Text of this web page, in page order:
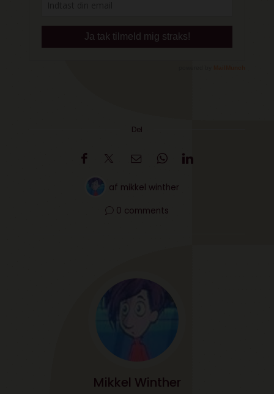
Del
af mikkel winther
0 comments
Mikkel Winther